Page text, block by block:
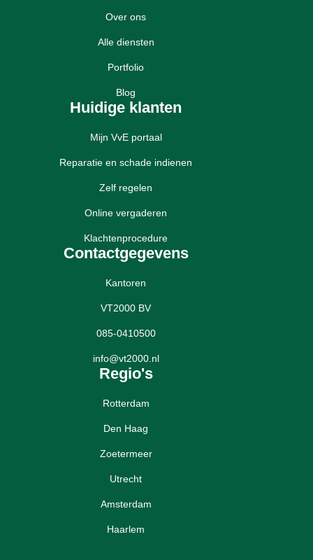
Over ons
Alle diensten
Portfolio
Blog
Huidige klanten
Mijn VvE portaal
Reparatie en schade indienen
Zelf regelen
Online vergaderen
Klachtenprocedure
Contactgegevens
Kantoren
VT2000 BV
085-0410500
info@vt2000.nl
Regio's
Rotterdam
Den Haag
Zoetermeer
Utrecht
Amsterdam
Haarlem